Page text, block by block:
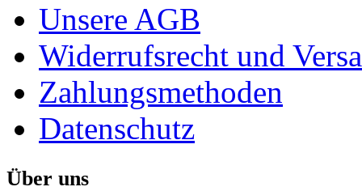
Unsere AGB
Widerrufsrecht und
Zahlungsmethoden
Datenschutz
Über uns